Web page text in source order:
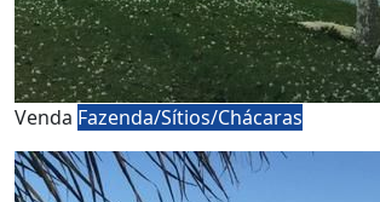
Venda Fazenda/Sítios/Chácaras